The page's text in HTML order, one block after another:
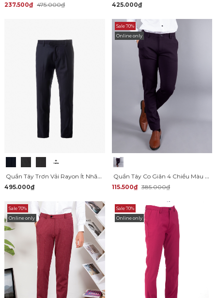
237.500₫ 475.000₫ 425.000₫
Quần Tây Trơn Vải Rayon Ít Nhăn Thêu 4MEN Premium Form Slimfit QT031
495.000₫
Sale 70%
Online only
Quần Tây Co Giãn 4 Chiều Màu Đỏ Mận QT110
115.500₫ 385.000₫
Sale 70%
Online only
Sale 70%
Online only